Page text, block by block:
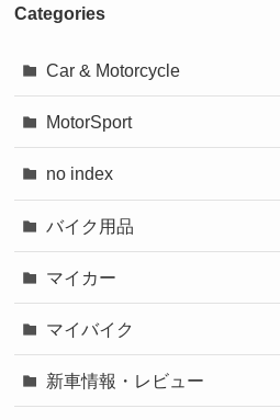
Categories
Car & Motorcycle
MotorSport
no index
バイク用品
マイカー
マイバイク
新車情報・レビュー